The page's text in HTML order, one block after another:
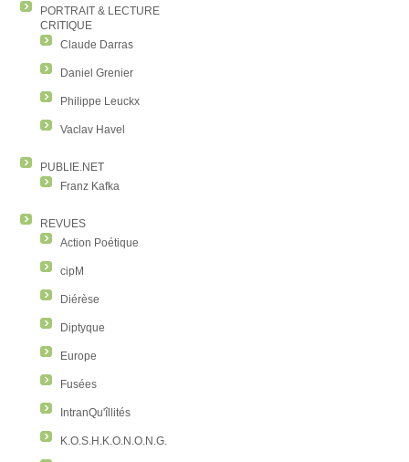
PORTRAIT & LECTURE
CRITIQUE
Claude Darras
Daniel Grenier
Philippe Leuckx
Vaclav Havel
PUBLIE.NET
Franz Kafka
REVUES
Action Poétique
cipM
Diérèse
Diptyque
Europe
Fusées
IntranQu'îllités
K.O.S.H.K.O.N.O.N.G.